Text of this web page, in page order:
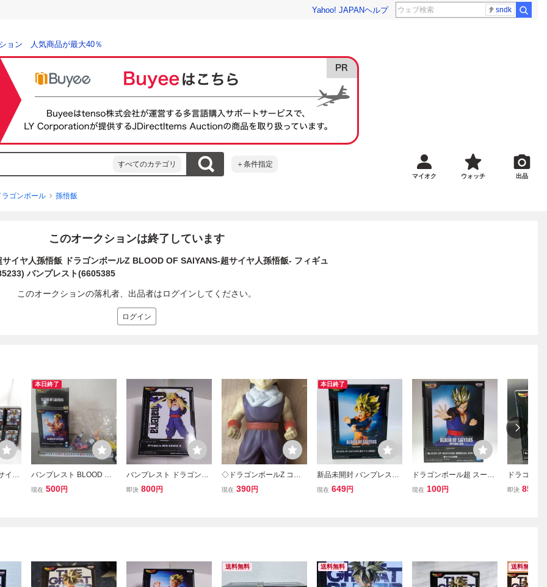
Yahoo! JAPANヘルプ sndk
ョン 人気商品が最大40％
すべてのカテゴリ ＋条件指定
マイオク ウォッチ 出品
ラゴンボール 孫悟飯
このオークションは終了しています
イヤ人孫悟飯 ドラゴンボールZ BLOOD OF SAIYANS-超サイヤ人孫悟飯- フィギュ
バンプレスト(6605385
このオークションの落札者、出品者はログインしてください。
ログイン
イヤ
本日終了
バンプレスト BLOOD OF
SAIYANS 袋未開封 未使
現在 500円
バンプレスト ドラゴンボ
ールZ G×materia SON G
即決 800円
◇ドラゴンボールZ コレ
クタブル ソフビ フィギュ
現在 390円
本日終了
新品未開封 バンプレスト
BLOOD OF SAIYANS ド
現在 649円
ドラゴンボール超 スーパ
ーヒーロー BLOOD OF S
現在 100円
ドラゴン
OF
即決 850
送料無料 送料無料 送料無料